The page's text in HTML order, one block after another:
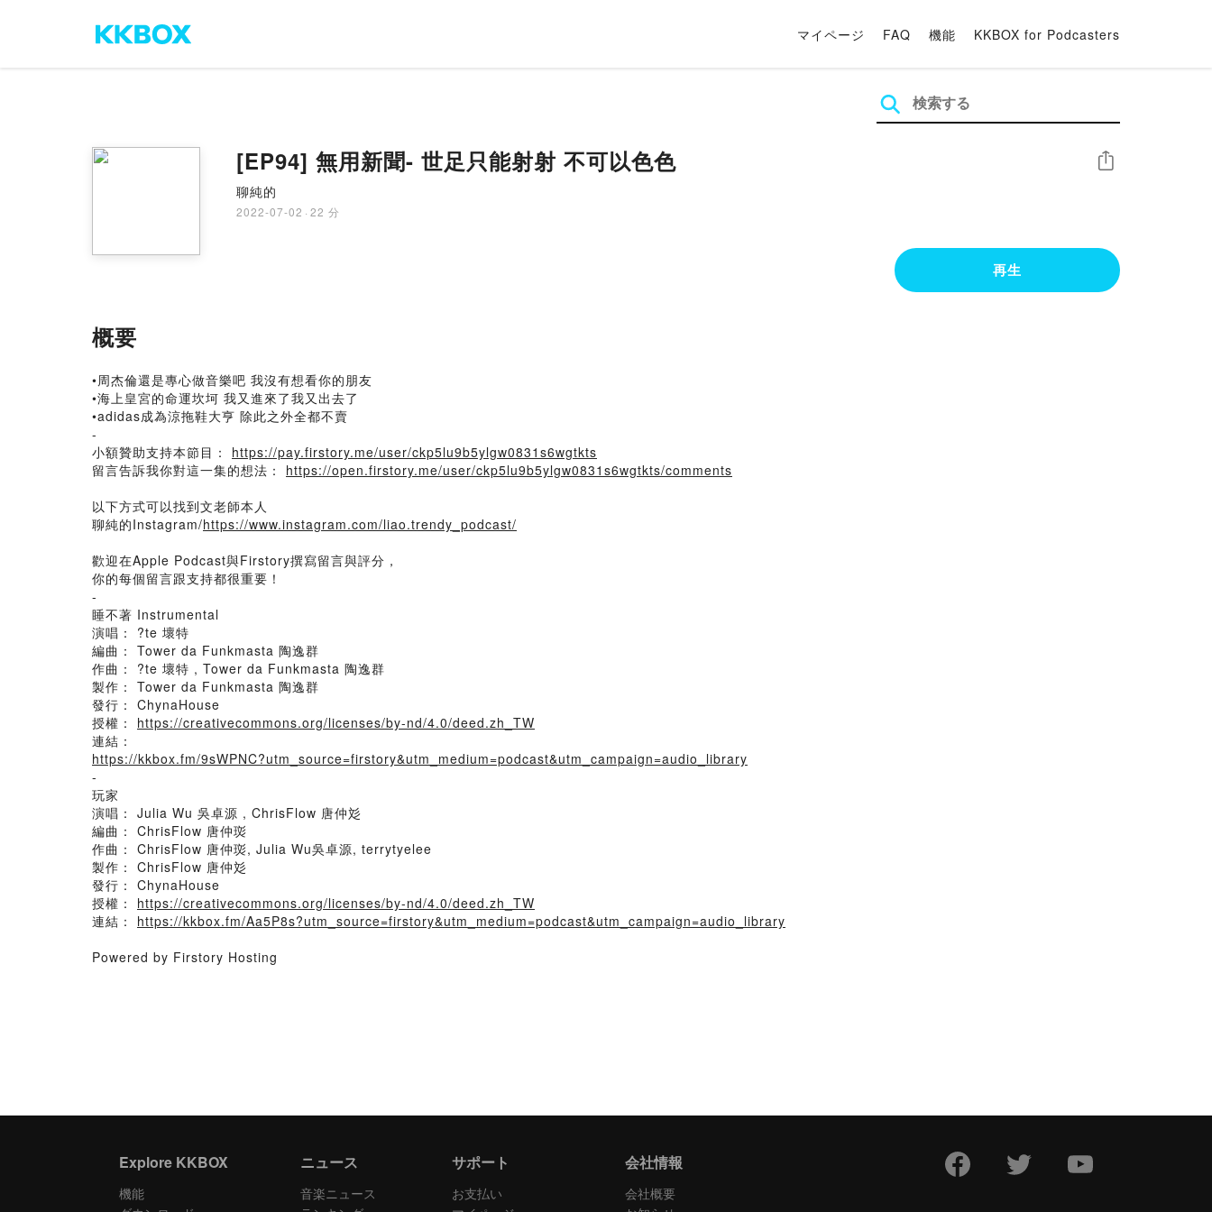
マイページ FAQ 機能 KKBOX for Podcasters
[EP94] 無用新聞- 世足只能射射 不可以色色
聊純的
2022-07-02 · 22 分
シェア
再生
概要
•周杰倫還是專心做音樂吧 我沒有想看你的朋友
•海上皇宮的命運坎坷 我又進來了我又出去了
•adidas成為涼拖鞋大亨 除此之外全都不賣
-
小額贊助支持本節目： https://pay.firstory.me/user/ckp5lu9b5ylgw0831s6wgtkts
留言告訴我你對這一集的想法： https://open.firstory.me/user/ckp5lu9b5ylgw0831s6wgtkts/comments
以下方式可以找到文老師本人
聊純的Instagram/https://www.instagram.com/liao.trendy_podcast/
歡迎在Apple Podcast與Firstory撰寫留言與評分，
你的每個留言跟支持都很重要！
-
睡不著 Instrumental
演唱： ?te 壞特
編曲： Tower da Funkmasta 陶逸群
作曲： ?te 壞特 , Tower da Funkmasta 陶逸群
製作： Tower da Funkmasta 陶逸群
發行： ChynaHouse
授權： https://creativecommons.org/licenses/by-nd/4.0/deed.zh_TW
連結：
https://kkbox.fm/9sWPNC?utm_source=firstory&utm_medium=podcast&utm_campaign=audio_library
-
玩家
演唱： Julia Wu 吳卓源 , ChrisFlow 唐仲彣
編曲： ChrisFlow 唐仲珳
作曲： ChrisFlow 唐仲珳, Julia Wu吳卓源, terrytyelee
製作： ChrisFlow 唐仲彣
發行： ChynaHouse
授權： https://creativecommons.org/licenses/by-nd/4.0/deed.zh_TW
連結： https://kkbox.fm/Aa5P8s?utm_source=firstory&utm_medium=podcast&utm_campaign=audio_library
Powered by Firstory Hosting
Explore KKBOX
機能
ニュース
音楽ニュース
サポート
お支払い
会社情報
会社概要